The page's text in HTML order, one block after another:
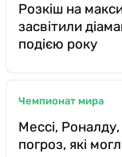
Розкіш на
засвітили
подією року
Чемпионат мира
Мессі,
погроз, які